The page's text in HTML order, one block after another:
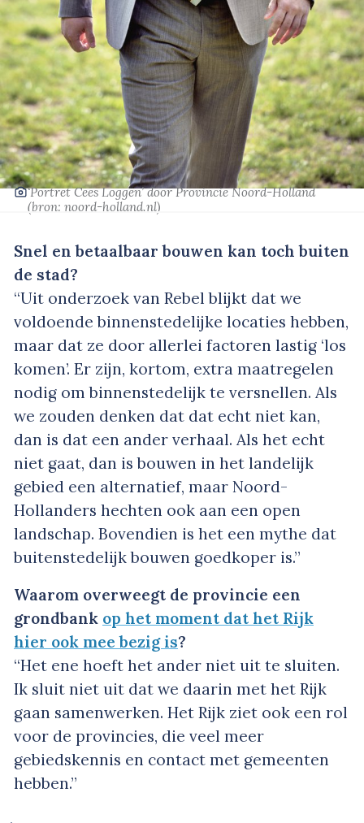
‘Portret Cees Loggen’door Provincie Noord-Holland
(bron: noord-holland.nl)
Snel en betaalbaar bouwen kan toch buiten
de stad?
“Uit onderzoek van Rebel blijkt dat we
voldoende binnenstedelijke locaties hebben,
maar dat ze door allerlei factoren lastig ‘los
komen’. Er zijn, kortom, extra maatregelen
nodig om binnenstedelijk te versnellen. Als
we zouden denken dat dat echt niet kan,
dan is dat een ander verhaal. Als het echt
niet gaat, dan is bouwen in het landelijk
gebied een alternatief, maar Noord-
Hollanders hechten ook aan een open
landschap. Bovendien is het een mythe dat
buitenstedelijk bouwen goedkoper is.”
Waarom overweegt de provincie een
grondbank op het moment dat het Rijk
hier ook mee bezig is?
“Het ene hoeft het ander niet uit te sluiten.
Ik sluit niet uit dat we daarin met het Rijk
gaan samenwerken. Het Rijk ziet ook een rol
voor de provincies, die veel meer
gebiedskennis en contact met gemeenten
hebben.”